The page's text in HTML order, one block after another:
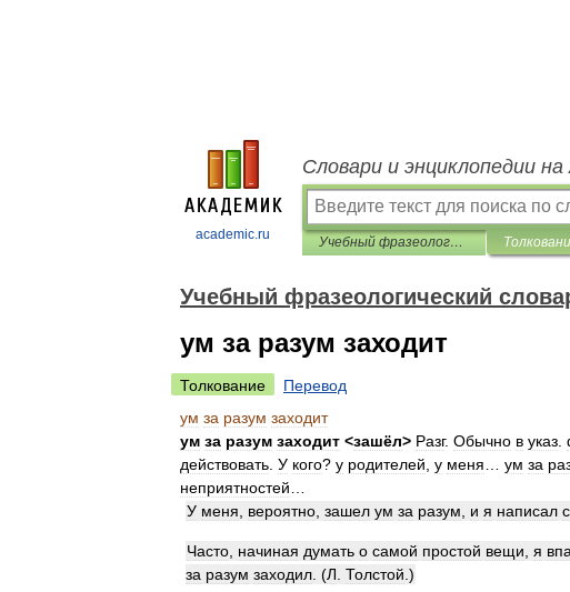
academic.ru
Словари и энциклопедии
Учебный фразеологический словарь
Учебный фразеологический
ум за разум заходит
Толкование
Перевод
ум за разум заходит
ум за разум заходит <зашёл> Разг. Обычно в указ
действовать У кого? у родителей у меня ум за
неприятностей
У меня вероятно зашел ум за разум и я написал
Часто начиная думать о самой простой вещи я
за разум заходил . (Л Толстой .)